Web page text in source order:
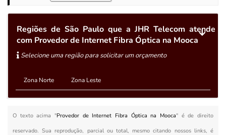
Regiões de São Paulo que a JHR Telecom atende
com Provedor de Internet Fibra Óptica na Mooca
Selecione uma região para solicitar um orçamento
Zona Norte Zona Leste
O texto acima "Provedor de Internet Fibra Óptica na Mooca" é de direito
reservado. Sua reprodução, parcial ou total, mesmo citando nossos links, é